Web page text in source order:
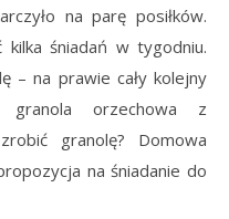
na parę posiłków.
kilka śniadań w tygodniu.
– na prawie cały kolejny
orzechowa z
granolę? Domowa
na śniadanie do